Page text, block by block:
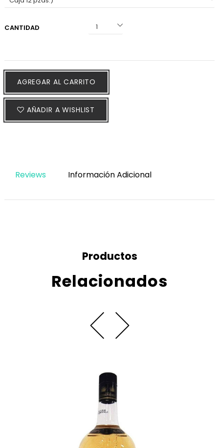
CANTIDAD
AGREGAR AL CARRITO
AÑADIR A WISHLIST
Reviews Información Adicional
Productos
Relacionados